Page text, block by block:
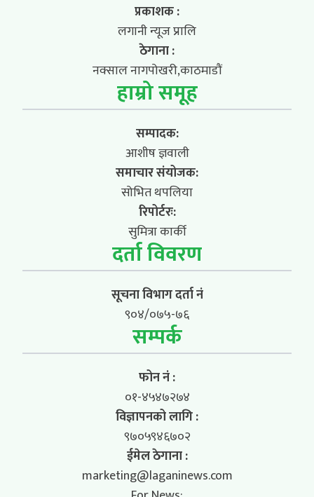
प्रकाशक :
लगानी न्यूज प्रालि
ठेगाना :
नक्साल नागपोखरी,काठमाडौं
हाम्रो समूह
सम्पादक:
आशीष ज्ञवाली
समाचार संयोजक:
सोभित थपलिया
रिपोर्टरः:
सुमित्रा कार्की
दर्ता विवरण
सूचना विभाग दर्ता नं
९०४/०७५-७६
सम्पर्क
फोन नं :
०१-४५४७२७४
विज्ञापनको लागि :
९७०५९४६७०२
ईमेल ठेगाना :
marketing@laganinews.com